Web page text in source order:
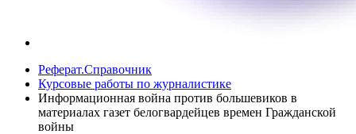
Реферат.Справочник
Курсовые работы по журналистике
Информационная война против большевиков в
материалах газет белогвардейцев времен Гражданской
войны